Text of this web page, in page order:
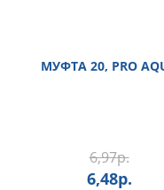
МУФТА 20, PRO
6,97р.
6,48р.